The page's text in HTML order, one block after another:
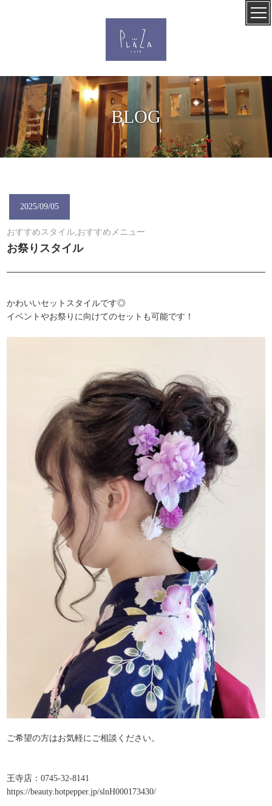
BLOG
2025/09/05
おすすめスタイル,おすすめメニュー
お祭りスタイル
かわいいセットスタイルです◎
イベントやお祭りに向けてのセットも可能です！
ご希望の方はお気軽にご相談ください。
王寺店：0745-32-8141
https://beauty.hotpepper.jp/slnH000173430/